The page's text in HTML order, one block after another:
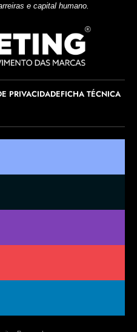
e capital humano.
PRIVACIDADEFICHA TÉCNICA